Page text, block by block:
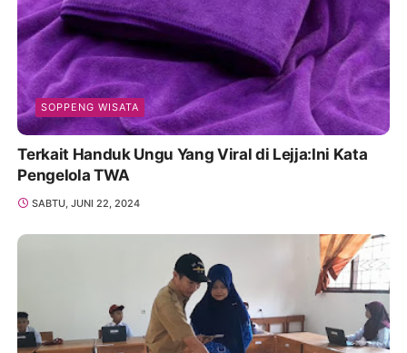
SOPPENG WISATA
Terkait Handuk Ungu Yang Viral di Lejja:Ini Kata
Pengelola TWA
SABTU, JUNI 22, 2024